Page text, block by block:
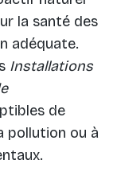
la santé des
adéquate.
Installations
de
pollution ou à